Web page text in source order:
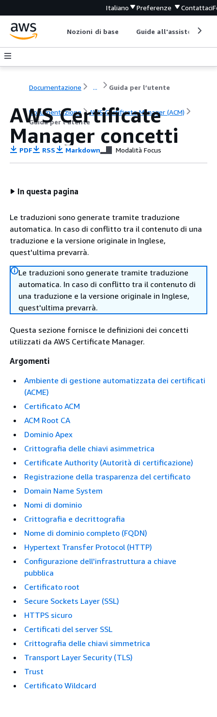
Italiano Preferenze Contattaci
Nozioni di base Guide all'assistenza
Documentazione ... Guida per l’utente
Documentazione
AWS Certificate Manager (ACM)
Guida per l’utente
AWS Certificate
Manager concetti
PDF RSS Markdown Modalità Focus
In questa pagina
Le traduzioni sono generate tramite traduzione
automatica. In caso di conflitto tra il contenuto di una
traduzione e la versione originale in Inglese,
quest'ultima prevarrà.
Le traduzioni sono generate tramite traduzione
automatica. In caso di conflitto tra il contenuto di
una traduzione e la versione originale in Inglese,
quest'ultima prevarrà.
Questa sezione fornisce le definizioni dei concetti
utilizzati da AWS Certificate Manager.
Argomenti
Ambiente di gestione automatizzata dei certificati
(ACME)
Certificato ACM
ACM Root CA
Dominio Apex
Crittografia delle chiavi asimmetrica
Certificate Authority (Autorità di certificazione)
Registrazione della trasparenza del certificato
Domain Name System
Nomi di dominio
Crittografia e decrittografia
Nome di dominio completo (FQDN)
Hypertext Transfer Protocol (HTTP)
Configurazione dell'infrastruttura a chiave
pubblica
Certificato root
Secure Sockets Layer (SSL)
HTTPS sicuro
Certificati del server SSL
Crittografia delle chiavi simmetrica
Transport Layer Security (TLS)
Trust
Certificato Wildcard